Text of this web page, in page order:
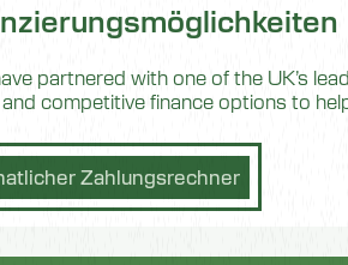
partnered with one of the UK’s
competitive finance options to
Zahlungsrechner